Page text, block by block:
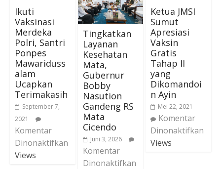
Ikuti
Vaksinasi
Merdeka
Polri, Santri
Ponpes
Mawariduss
alam
Ucapkan
Terimakasih
September 7,
2021
Komentar
Dinonaktifkan
Views
Tingkatkan
Layanan
Kesehatan
Mata,
Gubernur
Bobby
Nasution
Gandeng RS
Mata
Cicendo
Juni 3, 2026
Komentar
Dinonaktifkan
Ketua JMSI
Sumut
Apresiasi
Vaksin
Gratis
Tahap II
yang
Dikomandoi
n Ayin
Mei 22, 2021
Komentar
Dinonaktifkan
Views